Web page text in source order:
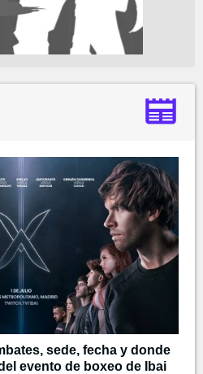
sede, fecha y donde
evento de boxeo de Ibai